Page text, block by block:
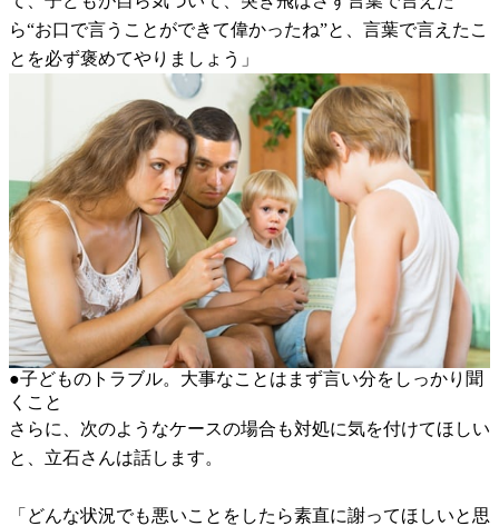
ら“お口で言うことができて偉かったね”と、言葉で言えたこ
とを必ず褒めてやりましょう」
●子どものトラブル。大事なことはまず言い分をしっかり聞
くこと
さらに、次のようなケースの場合も対処に気を付けてほしい
と、立石さんは話します。
「どんな状況でも悪いことをしたら素直に謝ってほしいと思